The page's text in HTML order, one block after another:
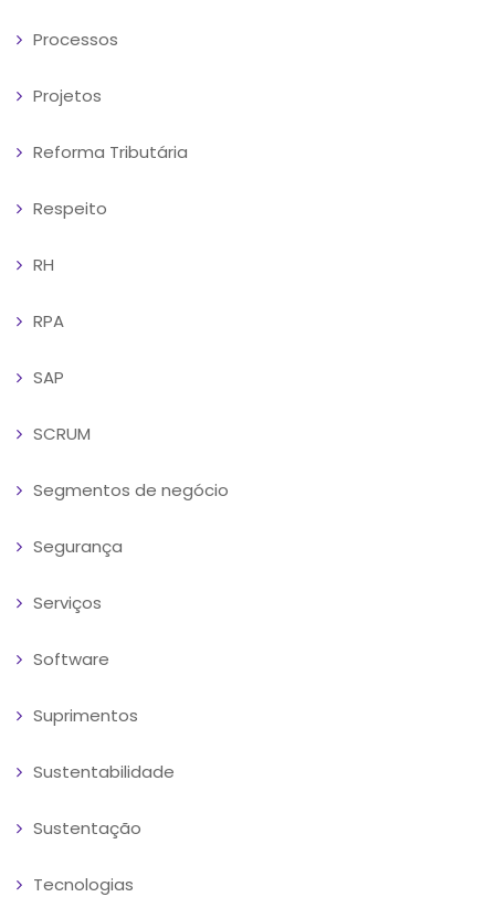
Processos
Projetos
Reforma Tributária
Respeito
RH
RPA
SAP
SCRUM
Segmentos de negócio
Segurança
Serviços
Software
Suprimentos
Sustentabilidade
Sustentação
Tecnologias